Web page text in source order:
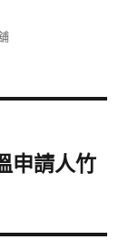
申請人竹